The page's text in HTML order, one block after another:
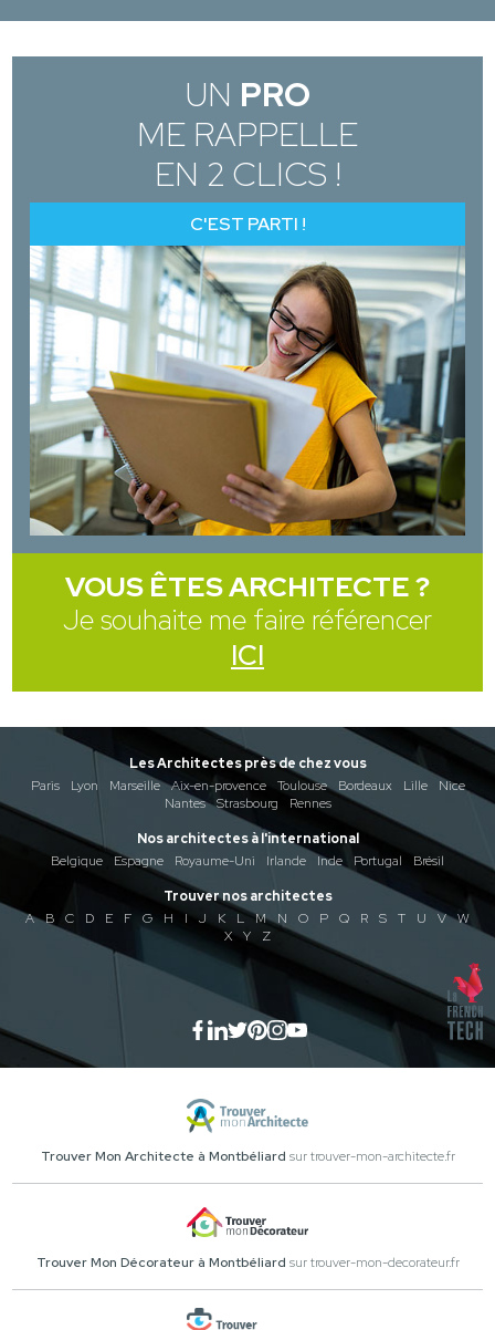
UN PRO
ME RAPPELLE
EN 2 CLICS !
C'EST PARTI !
VOUS ÊTES ARCHITECTE ?
Je souhaite me faire référencer
ICI
Les Architectes près de chez vous
Paris
Lyon Marseille Aix-en-provence Toulouse Bordeaux Lille
Nice
Nantes
Strasbourg
Rennes
Nos architectes à l'international
Belgique
Espagne Royaume-Uni Irlande Inde Portugal
Brésil
Trouver nos architectes
A
B C D E F G H I J K L M N O P Q R S T U V
W
X
Y Z
Trouver Mon Architecte à Montbéliard sur trouver-mon-architecte.fr
Trouver Mon Décorateur à Montbéliard sur trouver-mon-decorateur.fr